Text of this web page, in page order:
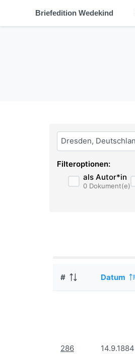
Briefedition Wedekind
Bitte geben Sie hier
Filteroptionen:
als Autor*in
0 Dokument(e)
# Datum
286 14.9.1884